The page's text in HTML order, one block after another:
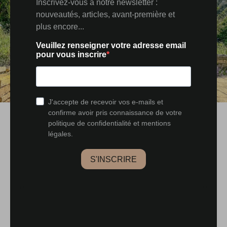
Avis de l'agence :
Cette ferme unique, située entre Lure et Vesoul à 20
minutes, proche de toutes les commodités de Noroy-